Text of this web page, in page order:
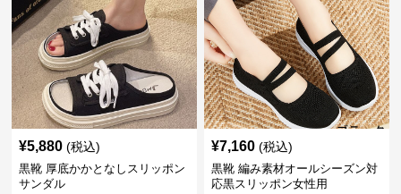
¥5,880 (税込)
黒靴 厚底かかとなしスリッポン
サンダル
¥7,160 (税込)
黒靴 編み素材オールシーズン対
応黒スリッポン女性用